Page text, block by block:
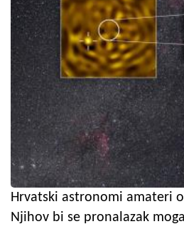
Hrvatski astronomi amateri
Njihov bi se pronalazak